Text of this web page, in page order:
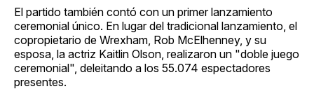
El partido también contó con un primer lanzamiento
ceremonial único. En lugar del tradicional lanzamiento, el
copropietario de Wrexham, Rob McElhenney, y su
esposa, la actriz Kaitlin Olson, realizaron un "doble juego
ceremonial", deleitando a los 55.074 espectadores
presentes.